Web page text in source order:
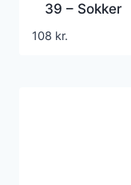
39 – Sokker
108 kr.